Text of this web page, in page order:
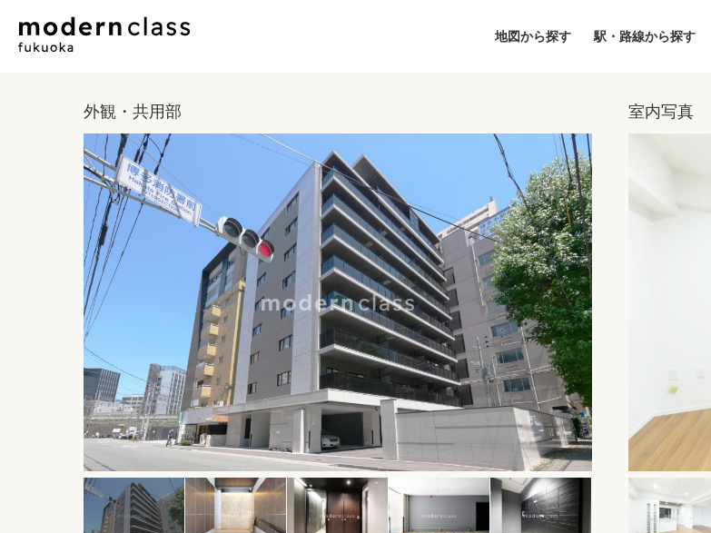
地図から探す 駅・路線から探す
外観・共用部 室内写真